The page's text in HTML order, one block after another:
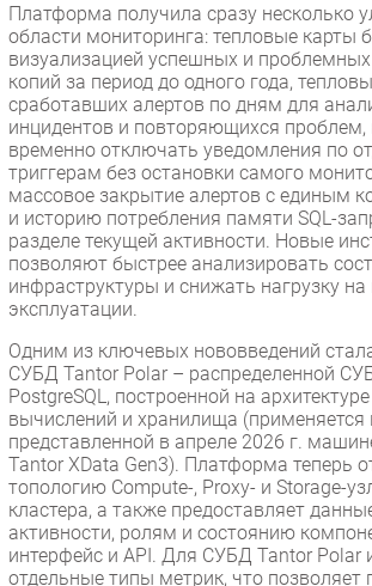
Платформа получила сразу несколько
области мониторинга: тепловые карты
визуализацией успешных и
копий за период до одного года,
сработавших алертов по дням для
инцидентов и повторяющихся
временно отключать уведомления по
триггерам без остановки самого
массовое закрытие алертов с единым
и историю потребления памяти SQL-
разделе текущей активности. Новые
позволяют быстрее анализировать
инфраструктуры и снижать нагрузку
эксплуатации.
Одним из ключевых нововведений
СУБД Tantor Polar – распределенной
PostgreSQL, построенной на
вычислений и хранилища (применяется
представленной в апреле 2026 г.
Tantor XData Gen3). Платформа теперь
топологию Compute-, Proxy- и Storage-
кластера, а также предоставляет
активности, ролям и состоянию
интерфейс и API. Для СУБД Tantor Polar
отдельные типы метрик, что позволяет